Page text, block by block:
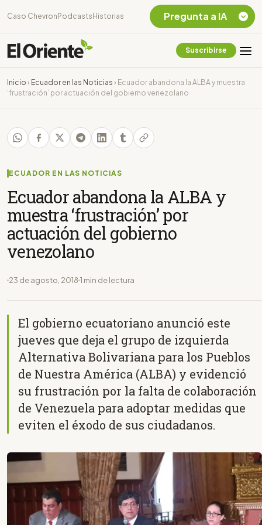
Caso Chevron Podcasts Historias
Suscribirse
Inicio › Ecuador en las Noticias › Ecuador abandona la ALBA y muestra
‘frustración’ por actuación del gobierno venezolano
ECUADOR EN LAS NOTICIAS
Ecuador abandona la ALBA y
muestra ‘frustración’ por
actuación del gobierno
venezolano
23 de agosto, 2018 1 min de lectura
El gobierno ecuatoriano anunció este
jueves que deja el grupo de izquierda
Alternativa Bolivariana para los Pueblos
de Nuestra América (ALBA) y evidenció
su frustración por la falta de colaboración
de Venezuela para adoptar medidas que
eviten el éxodo de sus ciudadanos.
Pregunta a IA
Chevron Ecuador